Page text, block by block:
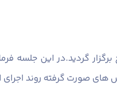
گردید.در این جلسه